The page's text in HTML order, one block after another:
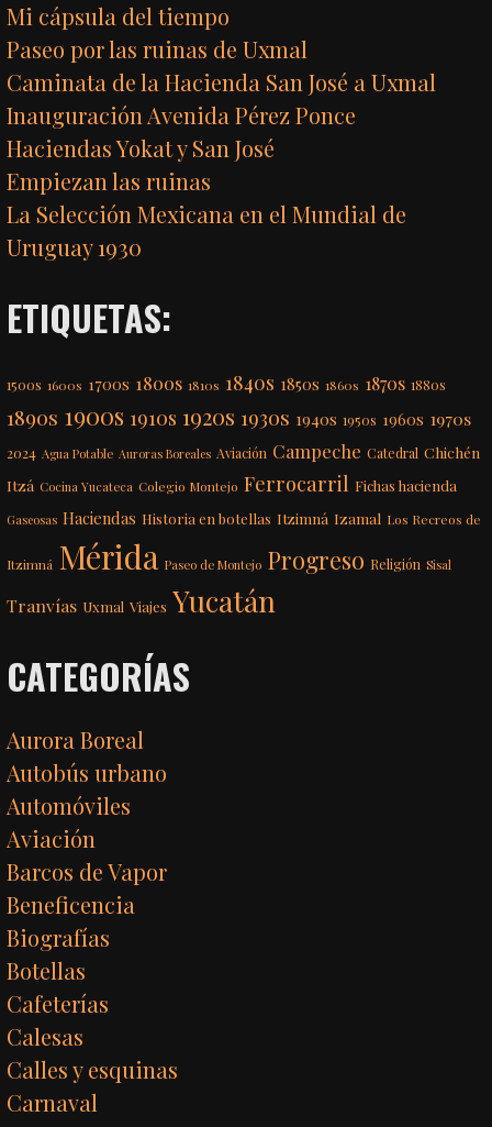
Mi cápsula del tiempo
Paseo por las ruinas de Uxmal
Caminata de la Hacienda San José a Uxmal
Inauguración Avenida Pérez Ponce
Haciendas Yokat y San José
Empiezan las ruinas
La Selección Mexicana en el Mundial de
Uruguay 1930
ETIQUETAS:
1500s 1600s 1700s 1800s 1810s 1840s 1850s 1860s 1870s 1880s
1890s 1900s 1910s 1920s 1930s 1940s 1950s 1960s 1970s
2024 Agua Potable Auroras Boreales Aviación Campeche Catedral Chichén
Itzá Cocina Yucateca Colegio Montejo Ferrocarril Fichas hacienda
Gaseosas Haciendas Historia en botellas Itzimná Izamal Los Recreos de
Itzimná Mérida Paseo de Montejo Progreso Religión Sisal
Tranvías Uxmal Viajes Yucatán
CATEGORÍAS
Aurora Boreal
Autobús urbano
Automóviles
Aviación
Barcos de Vapor
Beneficencia
Biografías
Botellas
Cafeterías
Calesas
Calles y esquinas
Carnaval